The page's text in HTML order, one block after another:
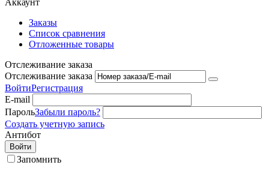
Аккаунт
Заказы
Список сравнения
Отложенные товары
Отслеживание заказа
Отслеживание заказа
ВойтиРегистрация
E-mail
ПарольЗабыли пароль?
Создать учетную запись
Антибот
Войти
Запомнить